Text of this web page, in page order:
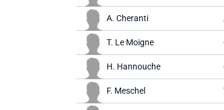
A. Cheranti
T. Le Moigne
H. Hannouche
F. Meschel